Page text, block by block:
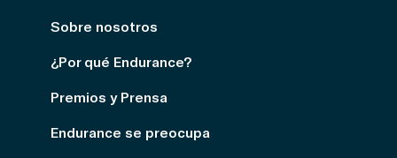
Sobre nosotros
¿Por qué Endurance?
Premios y Prensa
Endurance se preocupa